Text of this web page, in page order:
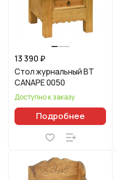
13 390 ₽
Стол журнальный BT
CANAPE 0050
Доступно к заказу
Подробнее